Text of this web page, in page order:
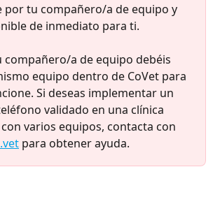
por tu compañero/a de equipo y
de inmediato para ti.
compañero/a de equipo debéis
equipo dentro de CoVet para
Si deseas implementar un
validado en una clínica
varios equipos, contacta con
para obtener ayuda.